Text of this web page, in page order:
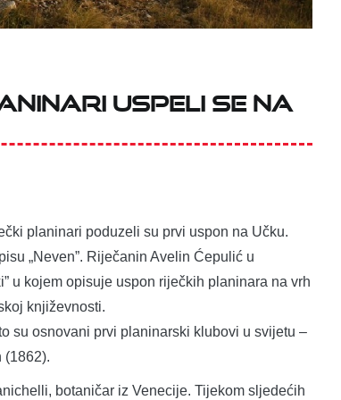
uspeli se na
planinari poduzeli su prvi uspon na Učku.
„Neven”. Riječanin Avelin Ćepulić u
u kojem opisuje uspon riječkih planinara na vrh
književnosti.
su osnovani prvi planinarski klubovi u svijetu –
(1862).
botaničar iz Venecije. Tijekom sljedećih